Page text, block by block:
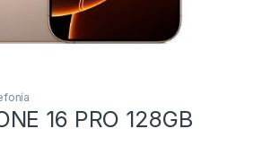
16 PRO 128GB